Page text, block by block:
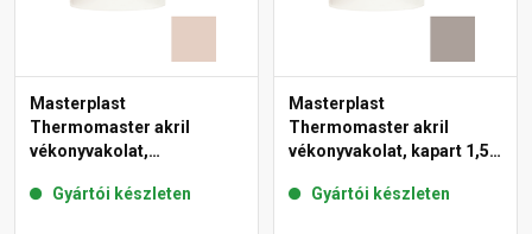
Masterplast
Thermomaster akril
vékonyvakolat,
44-E 25 kg
Gyártói készleten
Masterplast
Thermomaster akril
vékonyvakolat, kapart 1,5
Gyártói készleten